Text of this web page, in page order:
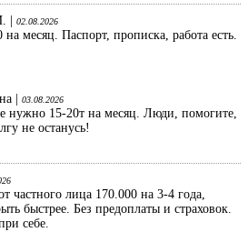
| 02.08.2026
месяц. Паспорт, прописка, работа есть.
|
03.08.2026
нужно 15-20т на месяц. Люди, помогите,
не останусь!
частного лица 170.000 на 3-4 года,
быстрее. Без предоплаты и страховок.
себе.